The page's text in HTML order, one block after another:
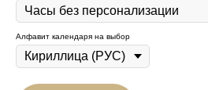
Алфавит календаря на выбор